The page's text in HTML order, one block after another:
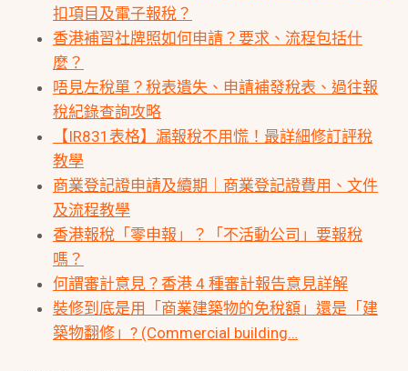
扣項目及電子報稅？
香港補習社牌照如何申請？要求、流程包括什
麼？
唔見左稅單？稅表遺失、申請補發稅表、過往報
稅紀錄查詢攻略
【IR831表格】漏報稅不用慌！最詳細修訂評稅
教學
商業登記證申請及續期｜商業登記證費用、文件
及流程教學
香港報稅「零申報」？「不活動公司」要報稅
嗎？
何謂審計意見？香港 4 種審計報告意見詳解
裝修到底是用「商業建築物的免稅額」還是「建
築物翻修」? (Commercial building…